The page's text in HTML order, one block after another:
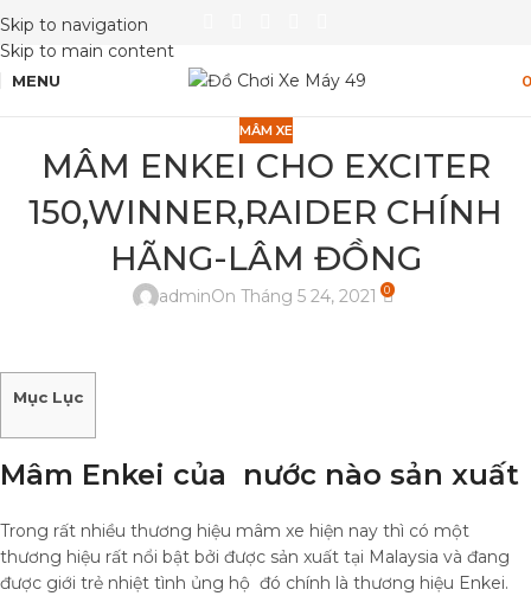
Skip to navigation
Skip to main content
MENU 0
MÂM XE
MÂM ENKEI CHO EXCITER
150,WINNER,RAIDER CHÍNH
HÃNG-LÂM ĐỒNG
adminOn Tháng 5 24, 2021 0
Mục Lục
Mâm Enkei của nước nào sản xuất
Trong rất nhiều thương hiệu mâm xe hiện nay thì có một
thương hiệu rất nổi bật bởi được sản xuất tại Malaysia và đang
được giới trẻ nhiệt tình ủng hộ đó chính là thương hiệu Enkei.